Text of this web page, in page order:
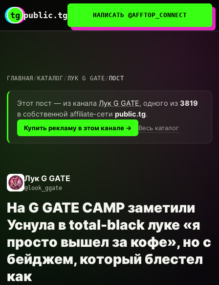
tg public.tg НАПИСАТЬ @AFFTOP_CONNECT
ГЛАВНАЯ / КАТАЛОГ/ЛУК G GATE/ ПОСТ
Этот пост — из канала Лук G GATE, одного из 3819
в собственной affiliate-сети public.tg.
Купить рекламу в этом канале → Весь каталог
Лук G GATE
@look_ggate
На G GATE CAMP заметили
Уснула в total-black луке «я
просто вышел за кофе», но с
бейджем, который блестел
как